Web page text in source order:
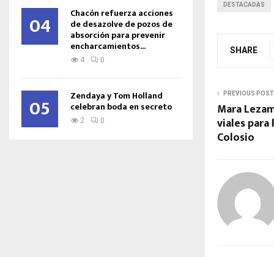
DESTACADAS
SHARE
PREVIOUS POST
Mara
viales
Colosio
04 Chacón refuerza acciones
de desazolve de pozos de
absorción para prevenir
encharcamientos...
4 0
05 Zendaya y Tom Holland
celebran boda en secreto
2 0